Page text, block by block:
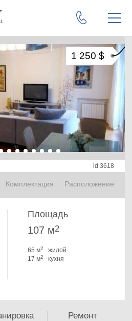
id 3618
Комплектация Расположение
1 250 $
Площадь
107 м2
65 м2
жилой
17 м2 кухня
Ремонт